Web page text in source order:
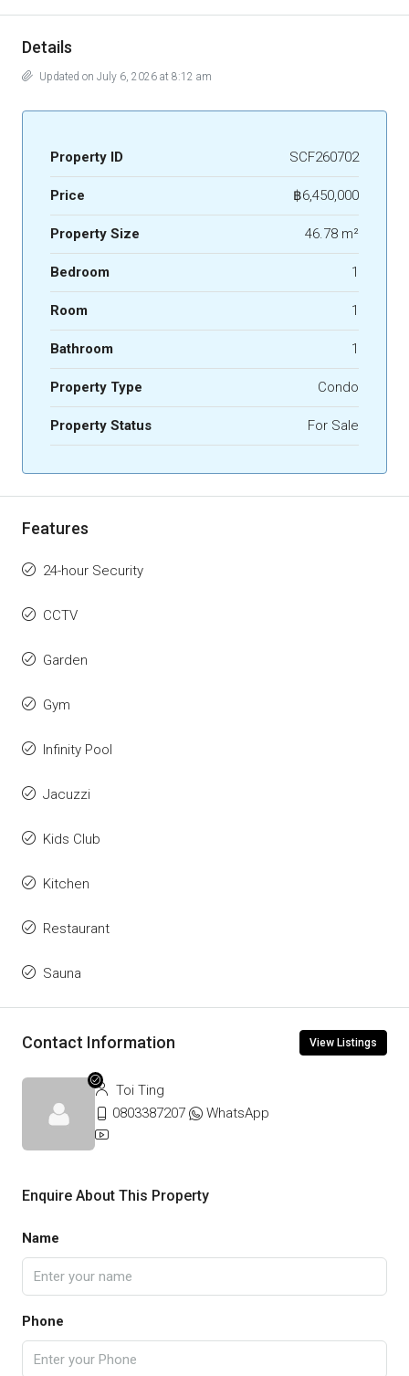
Details
Updated on July 6, 2026 at 8:12 am
Property ID SCF260702
Price ฿6,450,000
Property Size 46.78 m²
Bedroom 1
Room 1
Bathroom 1
Property Type Condo
Property Status For Sale
Features
24-hour Security
CCTV
Garden
Gym
Infinity Pool
Jacuzzi
Kids Club
Kitchen
Restaurant
Sauna
Contact Information View Listings
Toi Ting
0803387207
WhatsApp
Enquire About This Property
Name
Phone